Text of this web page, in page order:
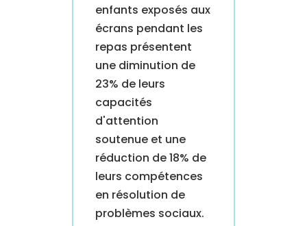
enfants exposés aux
écrans pendant les
repas présentent
une diminution de
23% de leurs
capacités
d'attention
soutenue et une
réduction de 18% de
leurs compétences
en résolution de
problèmes sociaux.